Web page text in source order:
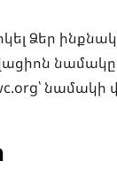
Ձեր
նամակը
՝ նամակի